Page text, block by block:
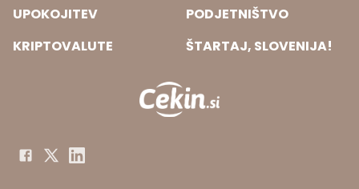
UPOKOJITEV
PODJETNIŠTVO
KRIPTOVALUTE
ŠTARTAJ, SLOVENIJA!